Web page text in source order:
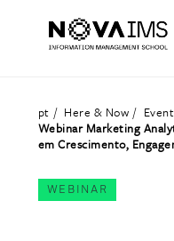
pt Here & Now
Webinar Marketing
em Crescimento,
WEBINAR